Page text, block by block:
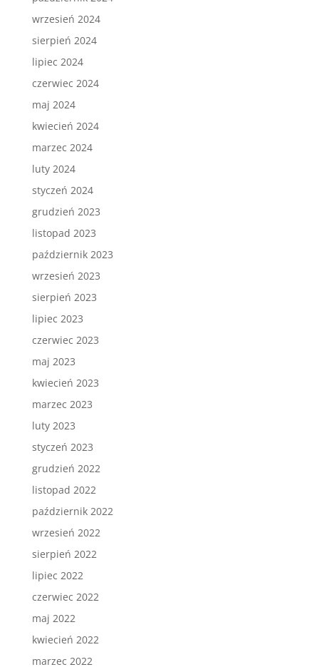
wrzesień 2024
sierpień 2024
lipiec 2024
czerwiec 2024
maj 2024
kwiecień 2024
marzec 2024
luty 2024
styczeń 2024
grudzień 2023
listopad 2023
październik 2023
wrzesień 2023
sierpień 2023
lipiec 2023
czerwiec 2023
maj 2023
kwiecień 2023
marzec 2023
luty 2023
styczeń 2023
grudzień 2022
listopad 2022
październik 2022
wrzesień 2022
sierpień 2022
lipiec 2022
czerwiec 2022
maj 2022
kwiecień 2022
marzec 2022